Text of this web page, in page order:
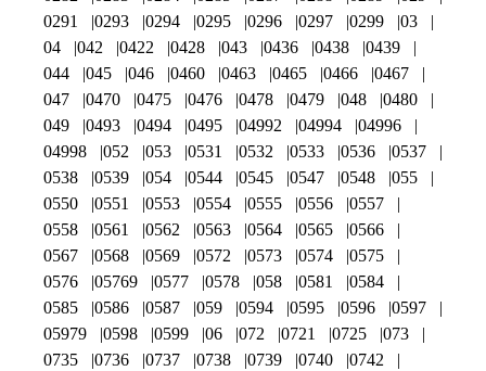
0291
0293 0294 0295 0296 0297 0299
03
04
042 0422 0428 043 0436 0438
0439
044
045 046 0460 0463 0465 0466
0467
047
0470 0475 0476 0478 0479 048
0480
049
0493 0494 0495 04992 04994
04996
04998
052 053 0531 0532 0533 0536
0537
0538
0539 054 0544 0545 0547 0548
055
0550
0551 0553 0554 0555 0556
0557
0558
0561 0562 0563 0564 0565
0566
0567
0568 0569 0572 0573 0574
0575
0576
05769 0577 0578 058 0581
0584
0585
0586 0587 059 0594 0595 0596
0597
05979
0598 0599 06 072 0721 0725
073
0735
0736 0737 0738 0739 0740
0742